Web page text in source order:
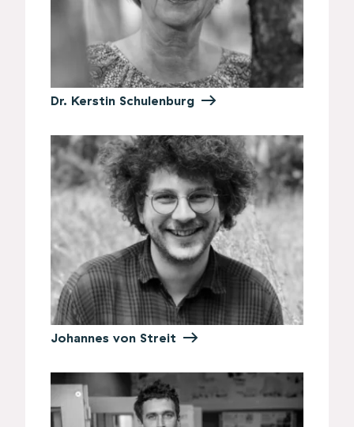
Dr. Kerstin Schulenburg
Johannes von Streit